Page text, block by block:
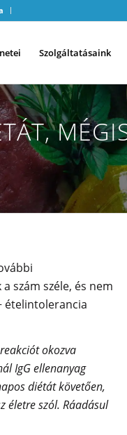
Szolgáltatásaink
szám széle, és nem
ételintolerancia
okozva
IgG ellenanyag
diétát követően,
életre szól. Ráadásul